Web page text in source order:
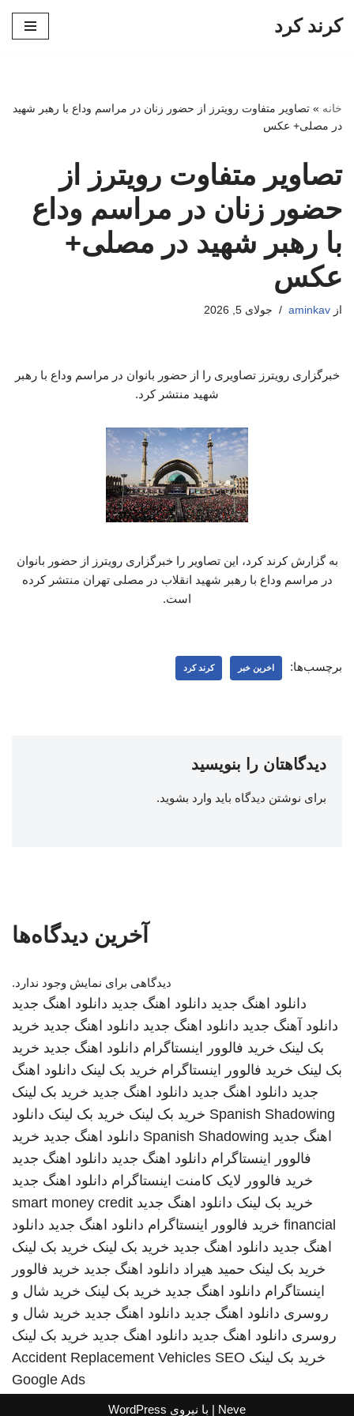
کرند کرد
خانه » تصاویر متفاوت رویترز از حضور زنان در مراسم وداع با رهبر شهید
در مصلی+ عکس
تصاویر متفاوت رویترز از
حضور زنان در مراسم وداع
با رهبر شهید در مصلی+
عکس
از aminkav جولای 5, 2026
خبرگزاری رویترز تصاویری را از حضور بانوان در مراسم وداع با رهبر
شهید منتشر کرد.
به گزارش کرند کرد، این تصاویر را خبرگزاری رویترز از حضور بانوان
در مراسم وداع با رهبر شهید انقلاب در مصلی تهران منتشر کرده
است.
برچسب‌ها: اخرین خبر کرند کرد
دیدگاهتان را بنویسید
برای نوشتن دیدگاه باید وارد بشوید.
آخرین دیدگاه‌ها
دیدگاهی برای نمایش وجود ندارد.
دانلود اهنگ جدید دانلود اهنگ جدید دانلود اهنگ جدید
دانلود آهنگ جدید دانلود اهنگ جدید دانلود اهنگ جدید خرید
بک لینک خرید فالوور اینستاگرام دانلود اهنگ جدید خرید
بک لینک خرید فالوور اینستاگرام خرید بک لینک دانلود اهنگ
جدید دانلود اهنگ جدید دانلود اهنگ جدید خرید بک لینک
Spanish Shadowing خرید بک لینک خرید بک لینک دانلود
اهنگ جدید Spanish Shadowing دانلود اهنگ جدید خرید
فالوور اینستاگرام دانلود اهنگ جدید دانلود اهنگ جدید
خرید فالوور لایک کامنت اینستاگرام دانلود اهنگ جدید
خرید بک لینک دانلود اهنگ جدید smart money credit
financial خرید فالوور اینستاگرام دانلود اهنگ جدید دانلود
اهنگ جدید دانلود اهنگ جدید خرید بک لینک خرید بک لینک
خرید بک لینک حمید هیراد دانلود اهنگ جدید خرید فالوور
اینستاگرام دانلود اهنگ جدید خرید بک لینک خرید شال و
روسری دانلود اهنگ جدید دانلود اهنگ جدید خرید شال و
روسری دانلود اهنگ جدید دانلود اهنگ جدید خرید بک لینک
خرید بک لینک
Accident Replacement Vehicles SEO
Google Ads
Neve | با نیروی WordPress